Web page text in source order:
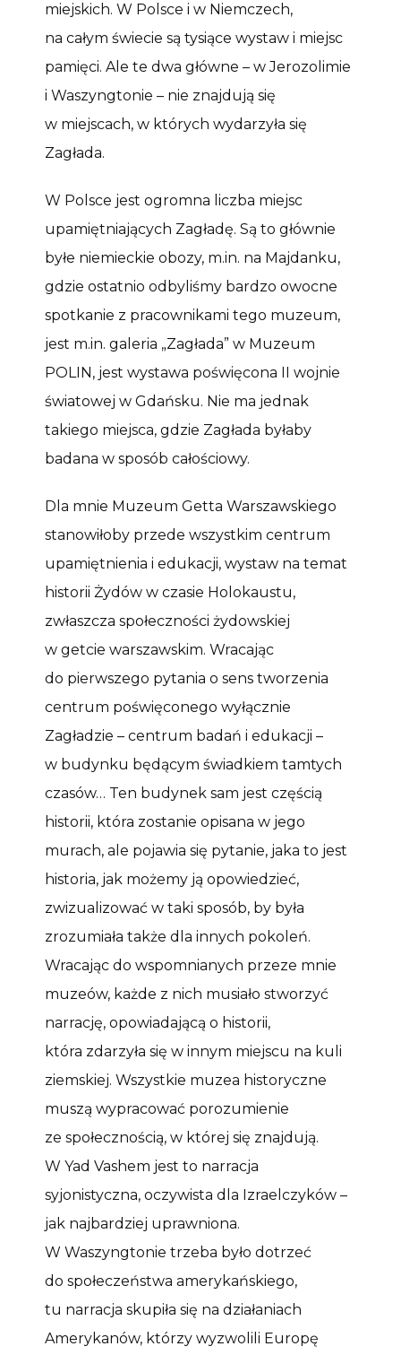
miejskich. W Polsce i w Niemczech,
na całym świecie są tysiące wystaw i miejsc
pamięci. Ale te dwa główne – w Jerozolimie
i Waszyngtonie – nie znajdują się
w miejscach, w których wydarzyła się
Zagłada.
W Polsce jest ogromna liczba miejsc
upamiętniających Zagładę. Są to głównie
byłe niemieckie obozy, m.in. na Majdanku,
gdzie ostatnio odbyliśmy bardzo owocne
spotkanie z pracownikami tego muzeum,
jest m.in. galeria „Zagłada” w Muzeum
POLIN, jest wystawa poświęcona II wojnie
światowej w Gdańsku. Nie ma jednak
takiego miejsca, gdzie Zagłada byłaby
badana w sposób całościowy.
Dla mnie Muzeum Getta Warszawskiego
stanowiłoby przede wszystkim centrum
upamiętnienia i edukacji, wystaw na temat
historii Żydów w czasie Holokaustu,
zwłaszcza społeczności żydowskiej
w getcie warszawskim. Wracając
do pierwszego pytania o sens tworzenia
centrum poświęconego wyłącznie
Zagładzie – centrum badań i edukacji –
w budynku będącym świadkiem tamtych
czasów… Ten budynek sam jest częścią
historii, która zostanie opisana w jego
murach, ale pojawia się pytanie, jaka to jest
historia, jak możemy ją opowiedzieć,
zwizualizować w taki sposób, by była
zrozumiała także dla innych pokoleń.
Wracając do wspomnianych przeze mnie
muzeów, każde z nich musiało stworzyć
narrację, opowiadającą o historii,
która zdarzyła się w innym miejscu na kuli
ziemskiej. Wszystkie muzea historyczne
muszą wypracować porozumienie
ze społecznością, w której się znajdują.
W Yad Vashem jest to narracja
syjonistyczna, oczywista dla Izraelczyków –
jak najbardziej uprawniona.
W Waszyngtonie trzeba było dotrzeć
do społeczeństwa amerykańskiego,
tu narracja skupiła się na działaniach
Amerykanów, którzy wyzwolili Europę